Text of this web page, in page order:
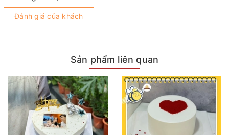
Đánh giá của khách
Sản phẩm liên quan